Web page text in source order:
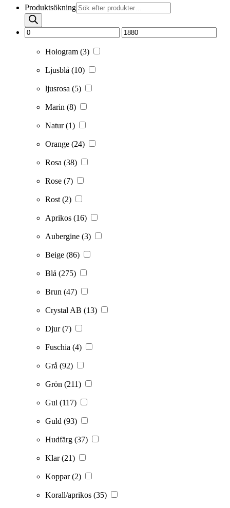
Produktsökning
Hologram (3)
Ljusblå (10)
ljusrosa (5)
Marin (8)
Natur(1)
Orange (24)
Rosa (38)
Rose (7)
Rost (2)
Aprikos (16)
Aubergine (3)
Beige (86)
Blå (275)
Brun (47)
Crystal AB (13)
Djur(7)
Fuschia (4)
Grå (92)
Grön (211)
Gul (117)
Guld (93)
Hudfärg (37)
Klar(21)
Koppar(2)
Korall/aprikos (35)